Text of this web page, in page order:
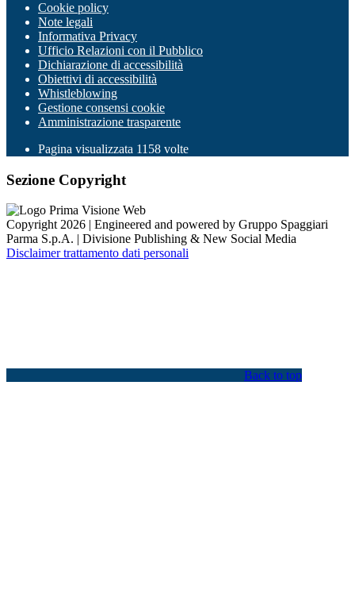
Cookie policy
Note legali
Informativa Privacy
Ufficio Relazioni con il Pubblico
Dichiarazione di accessibilità
Obiettivi di accessibilità
Whistleblowing
Gestione consensi cookie
Amministrazione trasparente
Pagina visualizzata 1158 volte
Sezione Copyright
Copyright 2026 | Engineered and powered by Gruppo Spaggiari
Parma S.p.A. | Divisione Publishing & New Social Media
Disclaimer trattamento dati personali
Back to top